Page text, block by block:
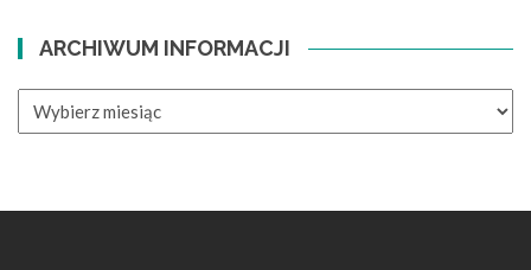
ARCHIWUM INFORMACJI
INFORMACJI